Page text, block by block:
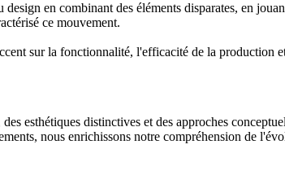
en combinant des éléments disparates, en
ce mouvement.
sur la fonctionnalité, l'efficacité de la production
esthétiques distinctives et des approches
nous enrichissons notre compréhension de